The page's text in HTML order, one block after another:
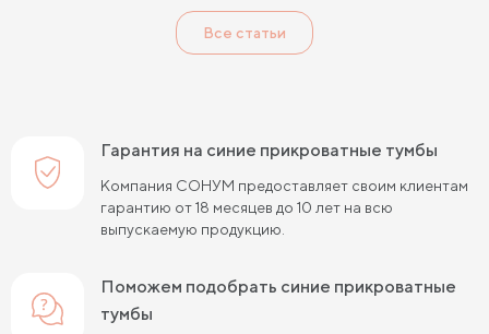
Тумбы Кашемир Тумбы Лофт
Тумбы с 1 ящиком
Все статьи
Гарантия на синие прикроватные тумбы
Компания СОНУМ предоставляет своим клиентам
гарантию от 18 месяцев до 10 лет на всю
выпускаемую продукцию.
Поможем подобрать синие прикроватные
тумбы